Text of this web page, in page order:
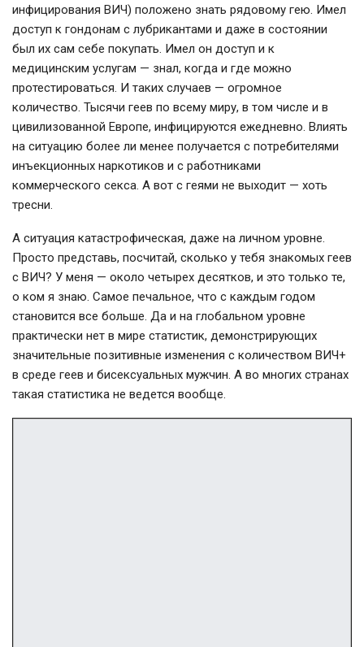
инфицирования ВИЧ) положено знать рядовому гею. Имел
доступ к гондонам с лубрикантами и даже в состоянии
был их сам себе покупать. Имел он доступ и к
медицинским услугам — знал, когда и где можно
протестироваться. И таких случаев — огромное
количество. Тысячи геев по всему миру, в том числе и в
цивилизованной Европе, инфицируются ежедневно. Влиять
на ситуацию более ли менее получается с потребителями
инъекционных наркотиков и с работниками
коммерческого секса. А вот с геями не выходит — хоть
тресни.
А ситуация катастрофическая, даже на личном уровне.
Просто представь, посчитай, сколько у тебя знакомых геев
с ВИЧ? У меня — около четырех десятков, и это только те,
о ком я знаю. Самое печальное, что с каждым годом
становится все больше. Да и на глобальном уровне
практически нет в мире статистик, демонстрирующих
значительные позитивные изменения с количеством ВИЧ+
в среде геев и бисексуальных мужчин. А во многих странах
такая статистика не ведется вообще.